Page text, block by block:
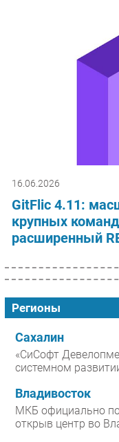
16.06.2026
GitFlic 4.11:
крупных
расширенный
Регионы
Сахалин
«СиСофт
системном
Владивосток
МКБ официально
открыв центр во